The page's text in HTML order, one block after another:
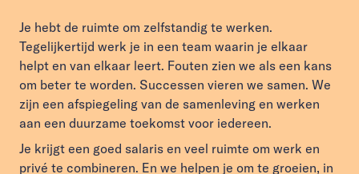
Je hebt de ruimte om zelfstandig te werken.
Tegelijkertijd werk je in een team waarin je elkaar
helpt en van elkaar leert. Fouten zien we als een kans
om beter te worden. Successen vieren we samen. We
zijn een afspiegeling van de samenleving en werken
aan een duurzame toekomst voor iedereen.
Je krijgt een goed salaris en veel ruimte om werk en
privé te combineren. En we helpen je om te groeien, in